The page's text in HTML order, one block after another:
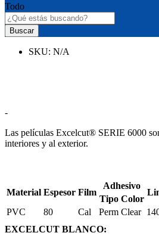
Todo
Buscar
SKU: N/A
-Rango
precios:
desde
Las películas Excelcut® SERIE 6000
interiores y al exterior.
Material Espesor Film
Adhesivo
Tipo Color
PVC
80 Cal Perm Clear
EXCELCUT BLANCO: